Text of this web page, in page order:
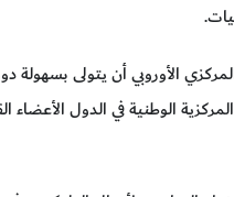
الأوروبي أن يتولى بسهولة
الوطنية في الدول الأعضاء